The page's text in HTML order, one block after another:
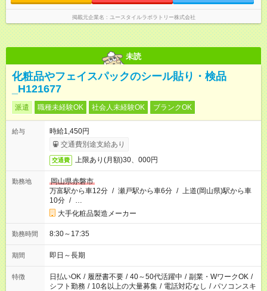
掲載元企業名 ユースタイルラボラトリー株式会社
未読
化粧品やフェイスパックのシール貼り・検品
_H121677
派遣 職種未経験OK 社会人未経験OK ブランクOK
給与
時給1,450円
交通費別途支給あり
交通費 上限あり(月額)30、000円
勤務地
岡山県赤磐市
万富駅から車12分 / 瀬戸駅から車6分 / 上道(岡山県)駅から車
10分 / …
大手化粧品製造メーカー
勤務時間 8:30～17:35
期間 即日～長期
特徴 日払いOK / 履歴書不要 / 40～50代活躍中 / 副業・WワークOK /
シフト勤務 / 10名以上の大量募集 / 電話対応なし / パソコンスキ